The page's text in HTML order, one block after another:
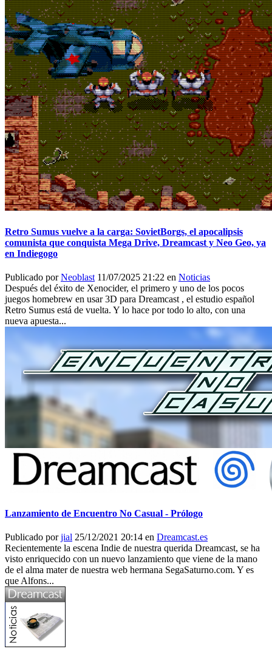
Retro Sumus vuelve a la carga: SovietBorgs, el apocalipsis
comunista que conquista Mega Drive, Dreamcast y Neo Geo, ya
en Indiegogo
Publicado porNeoblast 11/07/2025 21:22 en Noticias
Después del éxito de Xenocider, el primero y uno de los pocos
juegos homebrew en usar 3D para Dreamcast , el estudio español
Retro Sumus está de vuelta. Y lo hace por todo lo alto, con una
nueva apuesta...
Lanzamiento de Encuentro No Casual - Prólogo
Publicado porjial 25/12/2021 20:14 en Dreamcast.es
Recientemente la escena Indie de nuestra querida Dreamcast, se ha
visto enriquecido con un nuevo lanzamiento que viene de la mano
de el alma mater de nuestra web hermana SegaSaturno.com. Y es
que Alfons...